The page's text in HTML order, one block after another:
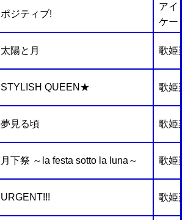
ポジティブ!
アイ
ケー
太陽と月 歌姫
STYLISH QUEEN★ 歌姫
夢見る頃 歌姫
月下祭 ～la festa sotto la luna～ 歌姫
URGENT!!! 歌姫